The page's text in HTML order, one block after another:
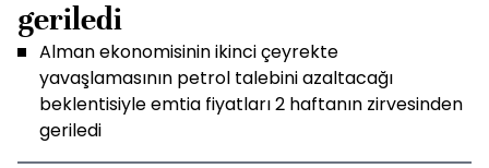
geriledi
Alman ekonomisinin ikinci çeyrekte
yavaşlamasının petrol talebini azaltacağı
beklentisiyle emtia fiyatları 2 haftanın zirvesinden
geriledi